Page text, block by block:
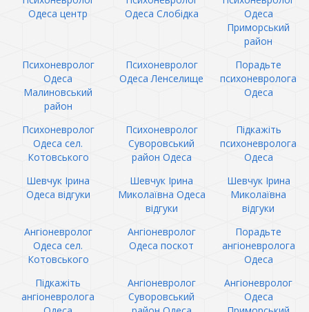
Одеса центр
Одеса Слобідка
Одеса
Приморський
район
Психоневролог
Одеса
Малиновський
район
Психоневролог
Одеса Ленселище
Порадьте
психоневролога
Одеса
Психоневролог
Одеса сел.
Котовського
Психоневролог
Суворовський
район Одеса
Підкажіть
психоневролога
Одеса
Шевчук Ірина
Одеса відгуки
Шевчук Ірина
Миколаївна Одеса
відгуки
Шевчук Ірина
Миколаївна
відгуки
Ангіоневролог
Одеса сел.
Котовського
Ангіоневролог
Одеса поскот
Порадьте
ангіоневролога
Одеса
Підкажіть
ангіоневролога
Ангіоневролог
Суворовський
Ангіоневролог
Одеса